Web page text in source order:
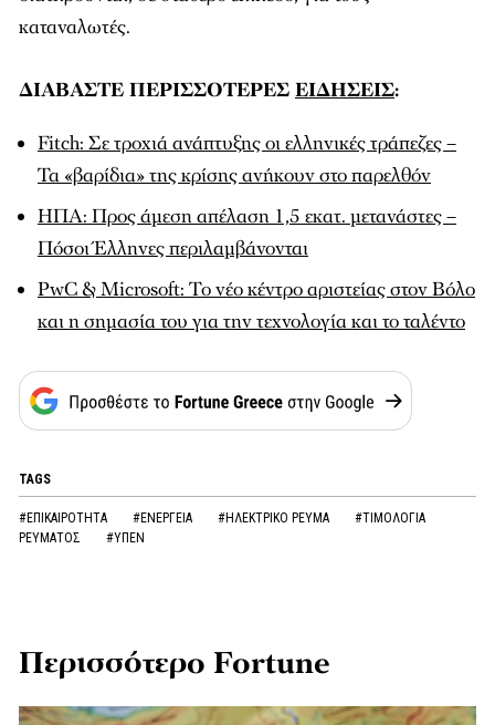
καταναλωτές.
ΔΙΑΒΑΣΤΕ ΠΕΡΙΣΣΟΤΕΡΕΣ ΕΙΔΗΣΕΙΣ:
Fitch: Σε τροχιά ανάπτυξης οι ελληνικές τράπεζες –
Τα «βαρίδια» της κρίσης ανήκουν στο παρελθόν
ΗΠΑ: Προς άμεση απέλαση 1,5 εκατ. μετανάστες –
Πόσοι Έλληνες περιλαμβάνονται
PwC & Microsoft: Το νέο κέντρο αριστείας στον Βόλο
και η σημασία του για την τεχνολογία και το ταλέντο
TAGS
#ΕΠΙΚΑΙΡΟΤΗΤΑ #ΕΝΕΡΓΕΙΑ #ΗΛΕΚΤΡΙΚΟ ΡΕΥΜΑ
#ΤΙΜΟΛΟΓΙΑ
ΡΕΥΜΑΤΟΣ
#ΥΠΕΝ
Περισσότερο Fortune